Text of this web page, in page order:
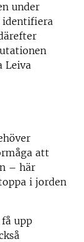
under
identifiera
Leiva
att
– här
i jorden
upp